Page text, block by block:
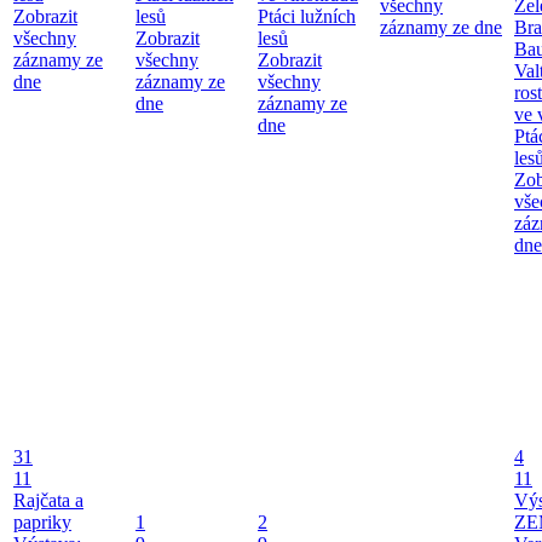
Zobrazit
všechny
záznamy ze
dne
lesů
Zobrazit
všechny
záznamy ze
dne
Ptáci lužních
lesů
Zobrazit
všechny
záznamy ze
dne
všechny
záznamy ze dne
ve
dne
31
11
Rajčata a
papriky
1
2
4
11